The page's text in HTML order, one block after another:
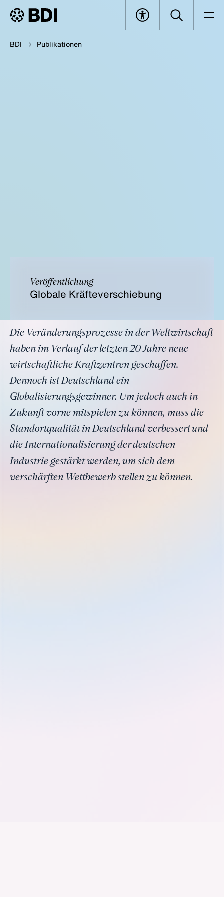
BDI Publikationen
Veröffentlichung
Globale Kräfteverschiebung
Die Veränderungsprozesse in der Weltwirtschaft
haben im Verlauf der letzten 20 Jahre neue
wirtschaftliche Kraftzentren geschaffen.
Dennoch ist Deutschland ein
Globalisierungsgewinner. Um jedoch auch in
Zukunft vorne mitspielen zu können, muss die
Standortqualität in Deutschland verbessert und
die Internationalisierung der deutschen
Industrie gestärkt werden, um sich dem
verschärften Wettbewerb stellen zu können.